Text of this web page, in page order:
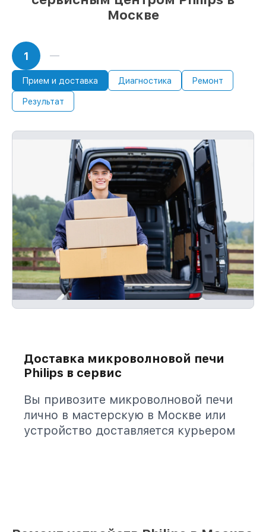
Москве
1
Прием и доставка Диагностика Ремонт
Результат
Доставка микроволновой печи
Philips в сервис
Вы привозите микроволновой печи
лично в мастерскую в Москве или
устройство доставляется курьером